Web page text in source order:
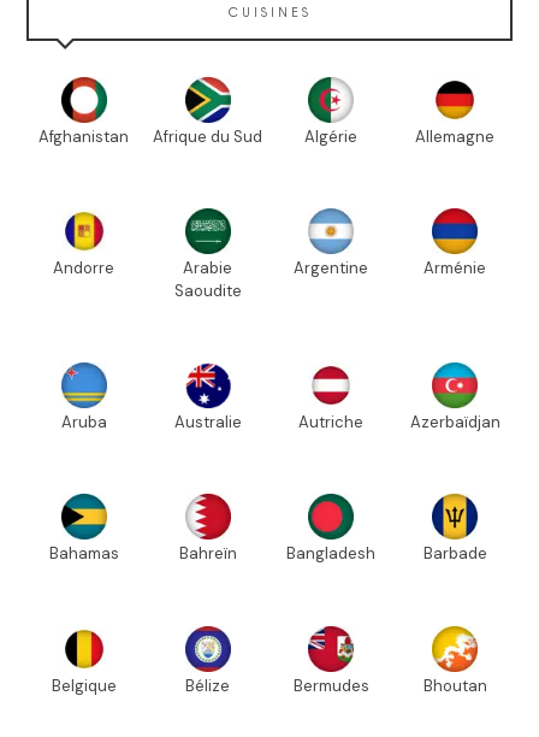
CUISINES
Afghanistan Afrique du Sud Algérie Allemagne
Andorre
Arabie
Saoudite
Argentine Arménie
Aruba Australie Autriche Azerbaïdjan
Bahamas Bahreïn Bangladesh Barbade
Belgique Bélize Bermudes Bhoutan